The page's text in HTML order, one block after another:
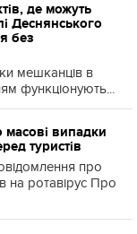
де можуть
Деснянського
без
мешканців в
функціонують...
випадки
туристів
про
на ротавірус Про